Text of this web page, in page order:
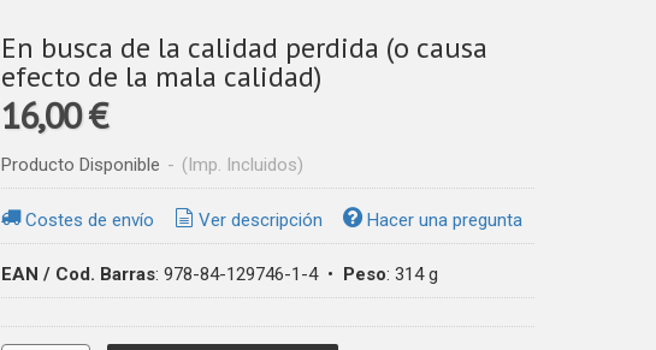
En busca de la calidad perdida (o causa
efecto de la mala calidad)
16,00 €
Producto Disponible - (Imp. Incluidos)
Costes de envío Ver descripción Hacer una pregunta
EAN / Cod. Barras: 978-84-129746-1-4• Peso: 314 g